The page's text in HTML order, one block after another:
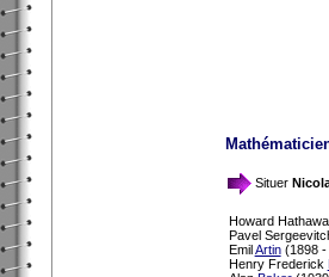
Situer
Howard
Pavel
EmilArtin(1898 -
Henry Frederick